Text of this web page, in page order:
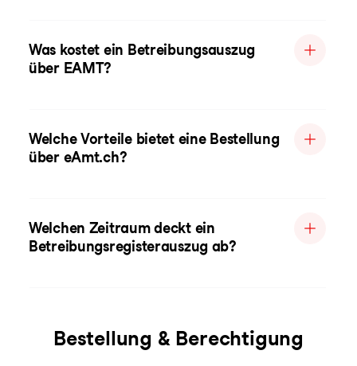
Was kostet ein Betreibungsauszug
über EAMT?
Welche Vorteile bietet eine Bestellung
über eAmt.ch?
Welchen Zeitraum deckt ein
Betreibungsregisterauszug ab?
Bestellung & Berechtigung